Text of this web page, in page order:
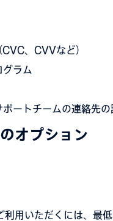
、CVVなど）
グラム
ートチームの連絡先の
オプション
利用いただくには、最